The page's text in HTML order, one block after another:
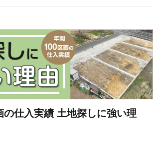
の仕入実績 土地探しに強い理